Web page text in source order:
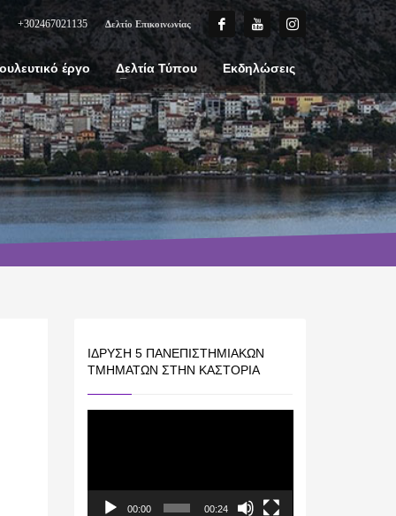
+302467021135 Δελτίο Επικοινωνίας
έργο Δελτία Τύπου Εκδηλώσεις
ΊΔΡΥΣΗ 5 ΠΑΝΕΠΙΣΤΗΜΙΑΚΏΝ
ΤΜΗΜΆΤΩΝ ΣΤΗΝ ΚΑΣΤΟΡΙΆ
00:00 00:24